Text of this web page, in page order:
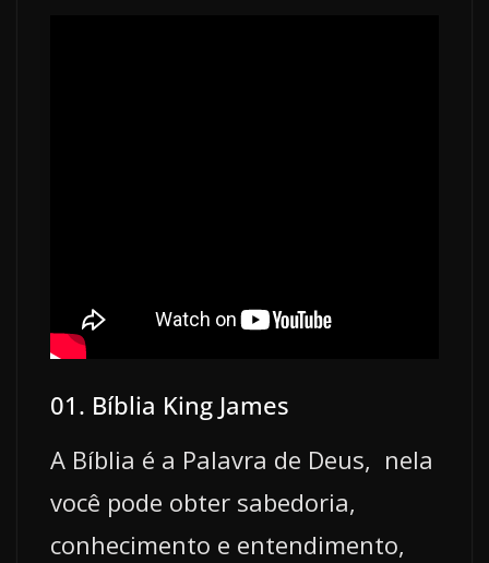
01. Bíblia King James
A Bíblia é a Palavra de Deus, nela
você pode obter sabedoria,
conhecimento e entendimento,